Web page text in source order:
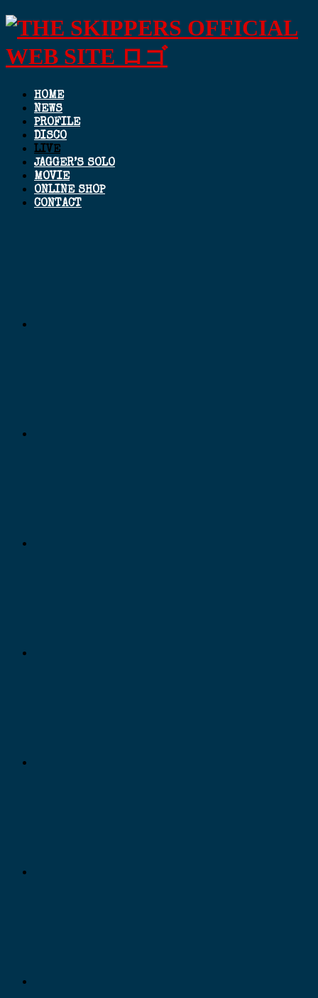
HOME
NEWS
PROFILE
DISCO
LIVE
JAGGER’S SOLO
MOVIE
ONLINE SHOP
CONTACT